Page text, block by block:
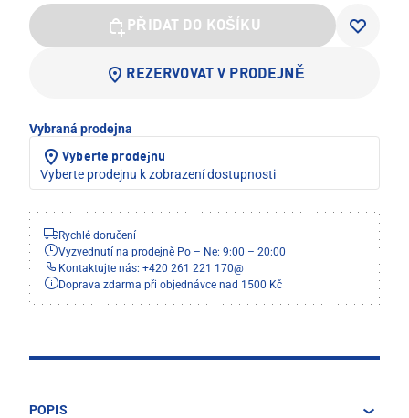
PŘIDAT DO KOŠÍKU
REZERVOVAT V PRODEJNĚ
Vybraná prodejna
Vyberte prodejnu
Vyberte prodejnu k zobrazení dostupnosti
Rychlé doručení
Vyzvednutí na prodejně Po – Ne: 9:00 – 20:00
Kontaktujte nás: +420 261 221 170@
Doprava zdarma při objednávce nad 1500 Kč
POPIS